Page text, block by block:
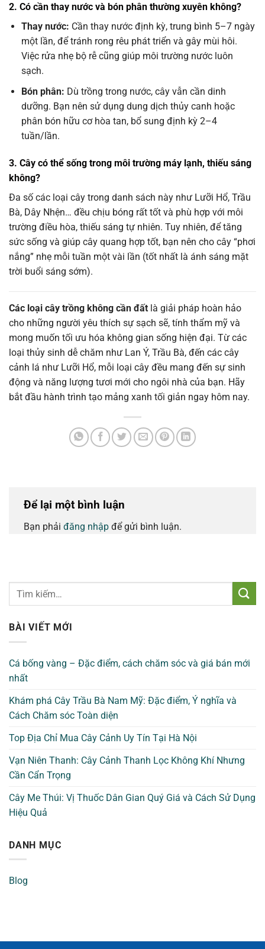
2. Có cần thay nước và bón phân thường xuyên không?
Thay nước: Cần thay nước định kỳ, trung bình 5–7 ngày
một lần, để tránh rong rêu phát triển và gây mùi hôi.
Việc rửa nhẹ bộ rễ cũng giúp môi trường nước luôn
sạch.
Bón phân: Dù trồng trong nước, cây vẫn cần dinh
dưỡng. Bạn nên sử dụng dung dịch thủy canh hoặc
phân bón hữu cơ hòa tan, bổ sung định kỳ 2–4
tuần/lần.
3. Cây có thể sống trong môi trường máy lạnh, thiếu sáng
không?
Đa số các loại cây trong danh sách này như Lưỡi Hổ, Trầu
Bà, Dây Nhện… đều chịu bóng rất tốt và phù hợp với môi
trường điều hòa, thiếu sáng tự nhiên. Tuy nhiên, để tăng
sức sống và giúp cây quang hợp tốt, bạn nên cho cây “phơi
nắng” nhẹ mỗi tuần một vài lần (tốt nhất là ánh sáng mặt
trời buổi sáng sớm).
Các loại cây trồng không cần đất là giải pháp hoàn hảo
cho những người yêu thích sự sạch sẽ, tính thẩm mỹ và
mong muốn tối ưu hóa không gian sống hiện đại. Từ các
loại thủy sinh dễ chăm như Lan Ý, Trầu Bà, đến các cây
cảnh lá như Lưỡi Hổ, mỗi loại cây đều mang đến sự sinh
động và năng lượng tươi mới cho ngôi nhà của bạn. Hãy
bắt đầu hành trình tạo mảng xanh tối giản ngay hôm nay.
Để lại một bình luận
Bạn phải đăng nhập để gửi bình luận.
BÀI VIẾT MỚI
Cá bống vàng – Đặc điểm, cách chăm sóc và giá bán mới
nhất
Khám phá Cây Trầu Bà Nam Mỹ: Đặc điểm, Ý nghĩa và
Cách Chăm sóc Toàn diện
Top Địa Chỉ Mua Cây Cảnh Uy Tín Tại Hà Nội
Vạn Niên Thanh: Cây Cảnh Thanh Lọc Không Khí Nhưng
Cần Cẩn Trọng
Cây Me Thúi: Vị Thuốc Dân Gian Quý Giá và Cách Sử Dụng
Hiệu Quả
DANH MỤC
Blog